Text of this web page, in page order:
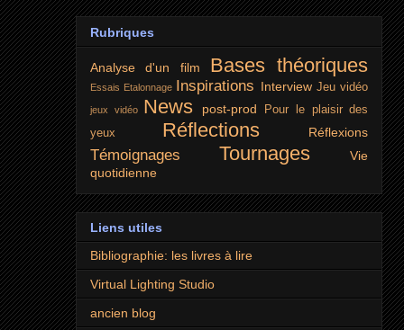
Rubriques
Analyse d'un film Bases théoriques
Essais Etalonnage Inspirations Interview Jeu vidéo
jeux vidéo News post-prod
Pour le plaisir des
yeux
Réflections Réflexions
Témoignages Tournages
Vie
quotidienne
Liens utiles
Bibliographie: les livres à lire
Virtual Lighting Studio
ancien blog